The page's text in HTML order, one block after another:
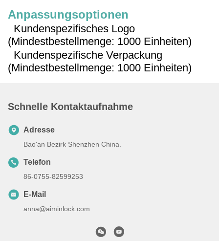
Anpassungsoptionen
Kundenspezifisches Logo
(Mindestbestellmenge: 1000 Einheiten)
Kundenspezifische Verpackung
(Mindestbestellmenge: 1000 Einheiten)
Schnelle Kontaktaufnahme
Adresse
Bao'an Bezirk Shenzhen China.
Telefon
86-0755-82599253
E-Mail
anna@aiminlock.com